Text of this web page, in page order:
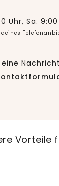
Uhr, Sa.
Vorteile